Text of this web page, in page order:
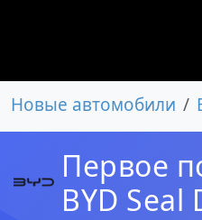
Новые автомобили
Первое
BYD Seal